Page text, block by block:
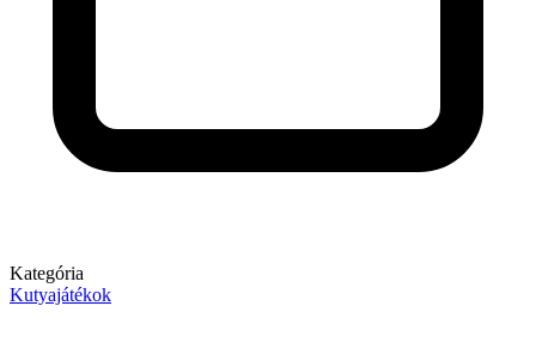
Kategória
Kutyajátékok